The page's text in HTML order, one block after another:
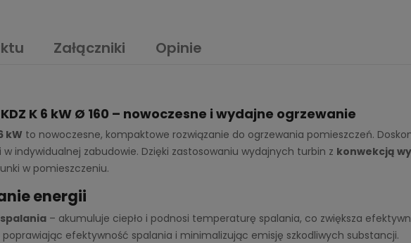
Załączniki Opinie
K 6 kW Ø 160 – nowoczesne i wydajne ogrzewanie
kW to nowoczesne, kompaktowe rozwiązanie do ogrzewania pomieszczeń.
indywidualnej zabudowie. Dzięki zastosowaniu wydajnych turbin z konwekcją
w pomieszczeniu.
energii
spalania – akumuluje ciepło i podnosi temperaturę spalania, co zwiększa
poprawiając efektywność spalania i minimalizując emisję szkodliwych substancji.